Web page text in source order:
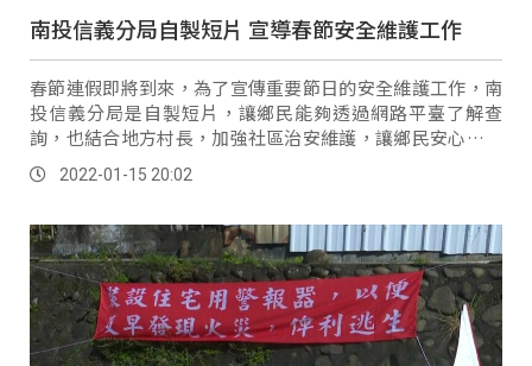
南投信義分局自製短片 宣導春節安全維護工作
春節連假即將到來，為了宣傳重要節日的安全維護工作，南
投信義分局是自製短片，讓鄉民能夠透過網路平臺了解查
詢，也結合地方村長，加強社區治安維護，讓鄉民安心過好
年。2022-01-15 20:02